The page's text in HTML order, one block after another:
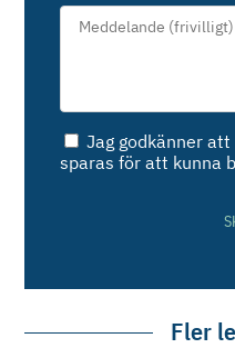
Meddelande*
Samtycke*
Jag godkänner
sparas för att kunna
Fler